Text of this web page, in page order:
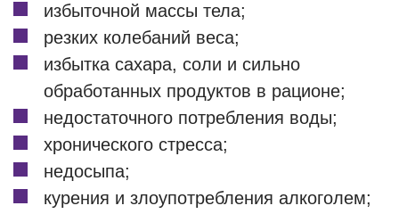
избыточной массы тела;
резких колебаний веса;
избытка сахара, соли и сильно
обработанных продуктов в рационе;
недостаточного потребления воды;
хронического стресса;
недосыпа;
курения и злоупотребления алкоголем;